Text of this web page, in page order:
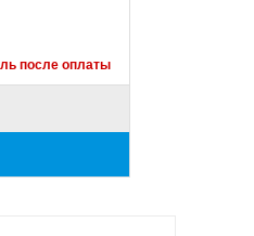
после оплаты